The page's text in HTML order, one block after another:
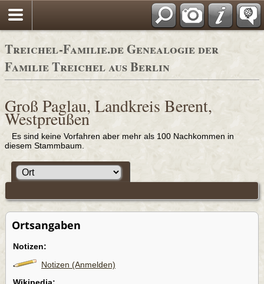
Adressbücher
Treichel-Familie.de Genealogie der
Familie Treichel aus Berlin
Groß Paglau, Landkreis Berent,
Westpreußen
Es sind keine Vorfahren aber mehr als 100 Nachkommen in
diesem Stammbaum.
Ortsangaben
Notizen:
Notizen (Anmelden)
Wikipedia: